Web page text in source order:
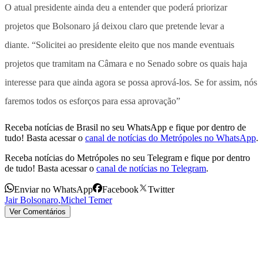
O atual presidente ainda deu a entender que poderá priorizar
projetos que Bolsonaro já deixou claro que pretende levar a
diante. “Solicitei ao presidente eleito que nos mande eventuais
projetos que tramitam na Câmara e no Senado sobre os quais haja
interesse para que ainda agora se possa aprová-los. Se for assim, nós
faremos todos os esforços para essa aprovação”
Receba notícias de Brasil no seu WhatsApp e fique por dentro de
tudo! Basta acessar o canal de notícias do Metrópoles no WhatsApp.
Receba notícias do Metrópoles no seu Telegram e fique por dentro
de tudo! Basta acessar o canal de notícias no Telegram.
Enviar no WhatsApp Facebook
Twitter
Jair Bolsonaro,Michel Temer
Ver Comentários